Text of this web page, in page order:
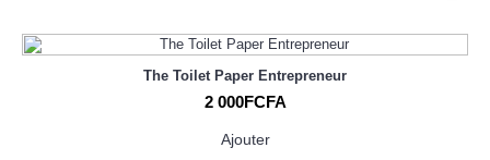
The Toilet Paper Entrepreneur
2 000FCFA
Ajouter